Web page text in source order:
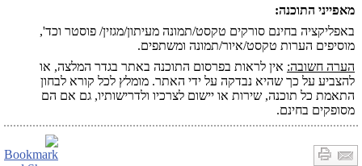
מאפייני התוכנה:
באפליקציה בחינם סורקים טקסט/תמונה מעיתון/מגזין/ פוסטר וכד',
מוסיפים הערות טקסט/איור/תמונה ומשתפים.
הערה חשובה: אין לראות בפרסום התוכנה באתר בגדר המלצה, או
להצביע על כך שהיא נבדקה על ידי האתר. מומלץ לכל קורא לבחון
התאמת כל תוכנה, שירות או יישום לצרכיו ולדרישותיו, גם אם הם
מסופקים בחינם.